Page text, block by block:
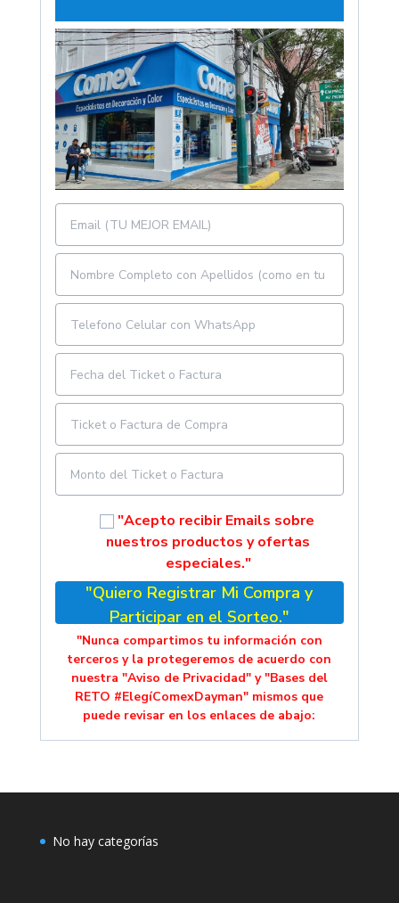
"Acepto recibir Emails sobre
nuestros productos y ofertas
especiales."
"Quiero Registrar Mi Compra y
Participar en el Sorteo."
"Nunca compartimos tu información con
terceros y la protegeremos de acuerdo con
nuestra "Aviso de Privacidad" y "Bases del
RETO #ElegíComexDayman" mismos que
puede revisar en los enlaces de abajo:
No hay categorías